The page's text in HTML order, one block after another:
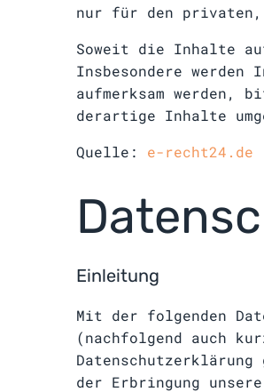
nur für den privaten,
Soweit die Inhalte
Insbesondere
aufmerksam werden,
derartige Inhalte
Quelle: e-recht24.de
Einleitung
Mit der folgenden
(nachfolgend auch
der Erbringung